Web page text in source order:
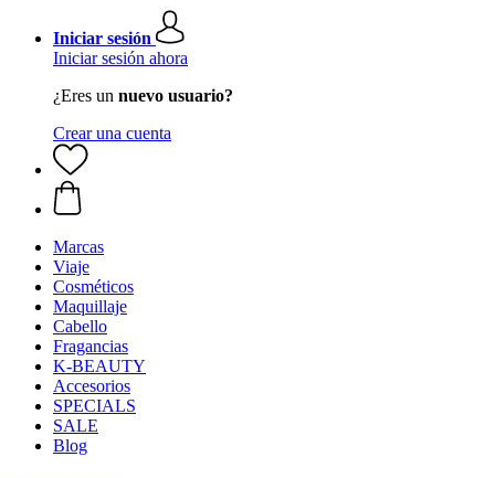
Iniciar sesión
Iniciar sesión ahora
¿Eres un nuevo usuario?
Crear una cuenta
Marcas
Viaje
Cosméticos
Maquillaje
Cabello
Fragancias
K-BEAUTY
Accesorios
SPECIALS
SALE
Blog